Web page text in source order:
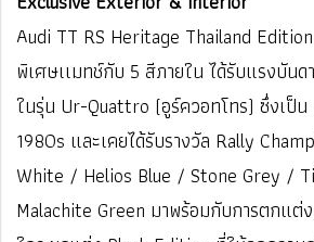
Audi TT RS Heritage Thailand
พิเศษเเมทช์กับ 5 สีภายใน ได้รับแรงบันด
ในรุ่น Ur-Quattro (อูร์ควอทโทร) ซึ่งเป็
1980s และเคยได้รับรางวัล Rally
White / Helios Blue / Stone Grey /
Malachite Green มาพร้อมกับการตกแ